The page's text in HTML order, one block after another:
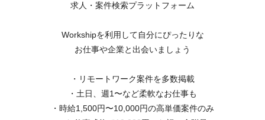
求人・案件検索プラットフォーム
Workshipを利用して自分にぴったりな
お仕事や企業と出会いましょう
・リモートワーク案件を多数掲載
・土日、週1〜など柔軟なお仕事も
・時給1,500円〜10,000円の高単価案件のみ